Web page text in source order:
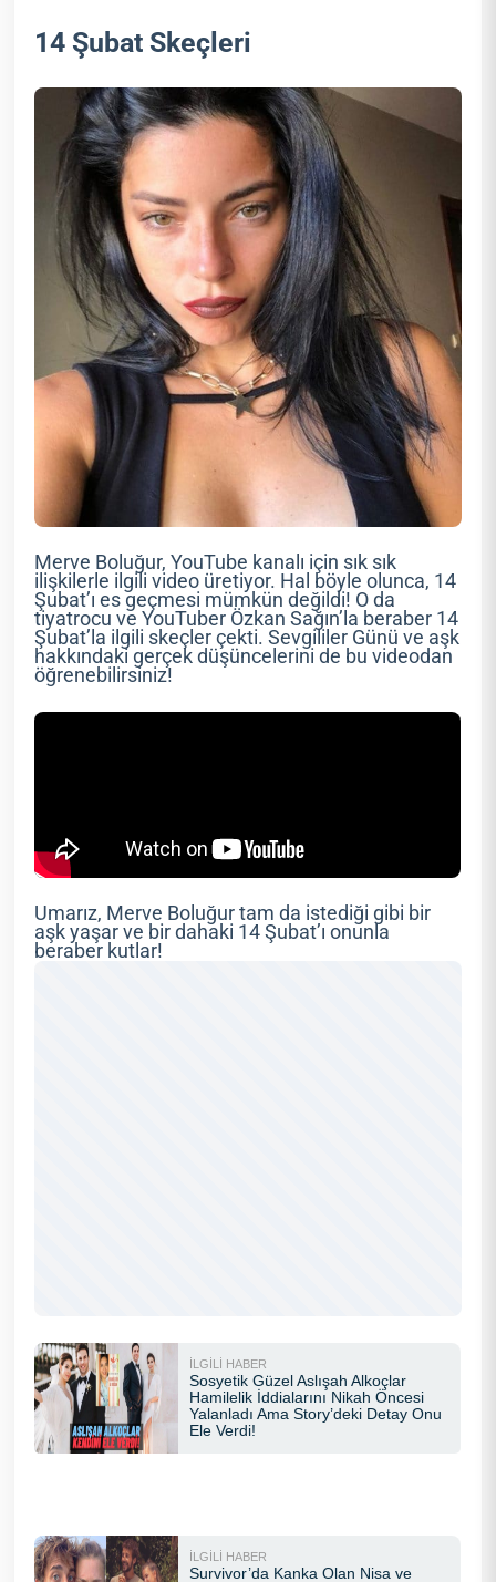
14 Şubat Skeçleri
Merve Boluğur, YouTube kanalı için sık sık
ilişkilerle ilgili video üretiyor. Hal böyle olunca, 14
Şubat’ı es geçmesi mümkün değildi! O da
tiyatrocu ve YouTuber Özkan Sağın’la beraber 14
Şubat’la ilgili skeçler çekti. Sevgililer Günü ve aşk
hakkındaki gerçek düşüncelerini de bu videodan
öğrenebilirsiniz!
Umarız, Merve Boluğur tam da istediği gibi bir
aşk yaşar ve bir dahaki 14 Şubat’ı onunla
beraber kutlar!